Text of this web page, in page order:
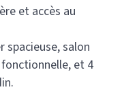
et accès au
spacieuse, salon
et 4